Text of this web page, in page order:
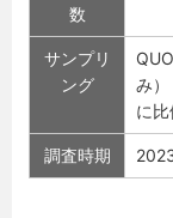
数
サンプリ
ング
み
に
調査時期